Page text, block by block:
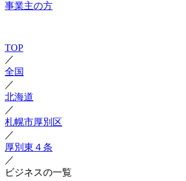
事業主の方
TOP
／
全国
／
北海道
／
札幌市厚別区
／
厚別東４条
／
ビジネスの一覧